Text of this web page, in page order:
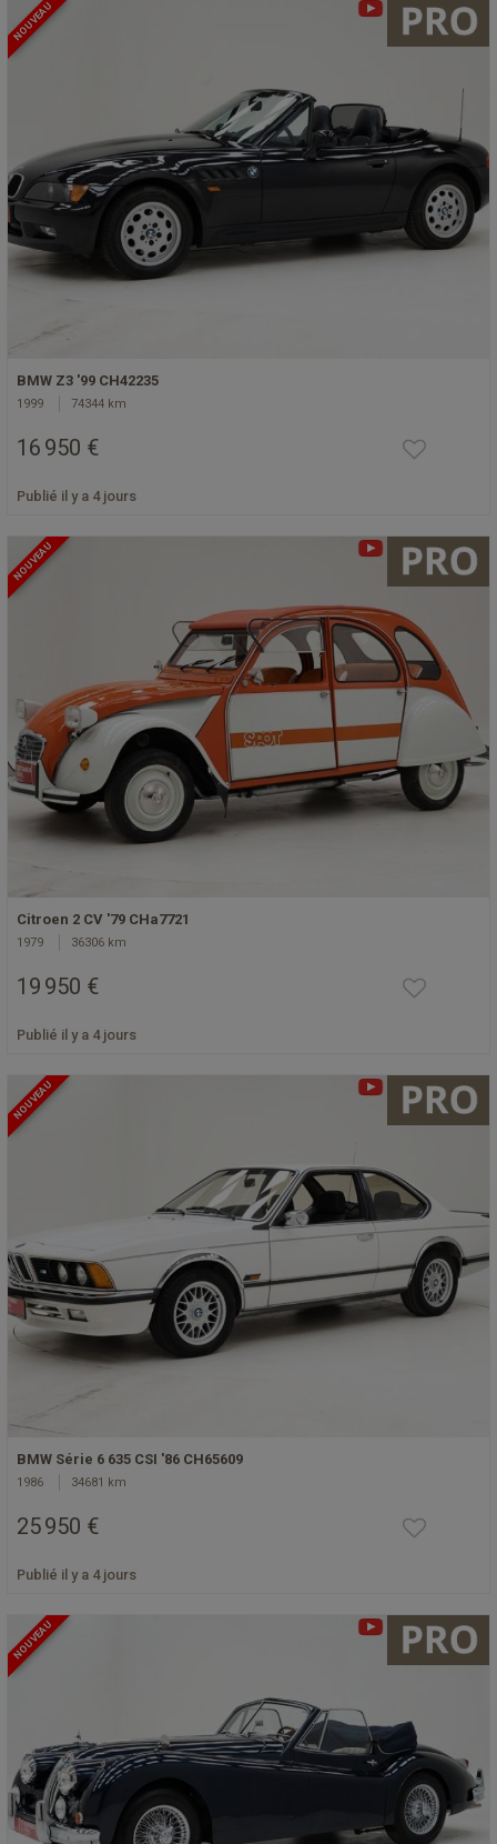
NOUVEAU
BMW Z3 '99 CH42235
1999 74344 km
16 950 €
Publié il y a 4 jours
NOUVEAU
Citroen 2 CV '79 CHa7721
1979 36306 km
19 950 €
Publié il y a 4 jours
NOUVEAU
BMW Série 6 635 CSI '86 CH65609
1986 34681 km
25 950 €
Publié il y a 4 jours
NOUVEAU